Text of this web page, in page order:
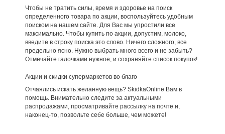
Чтобы не тратить силы, время и здоровье на поиск
определенного товара по акции, воспользуйтесь удобным
поиском на нашем сайте. Для Вас мы упростили все
максимально. Чтобы купить по акции, допустим, молоко,
введите в строку поиска это слово. Ничего сложного, все
предельно ясно. Нужно выбрать много всего и не забыть?
Отмечайте галочками нужное, и сохраняйте список покупок!
Акции и скидки супермаркетов во благо
Отчаялись искать желанную вещь? SkidkaOnline Вам в
помощь. Внимательно следите за актуальными
распродажами, просматривайте рассылку на почте и,
наконец-то, позвольте себе больше, чем можете!